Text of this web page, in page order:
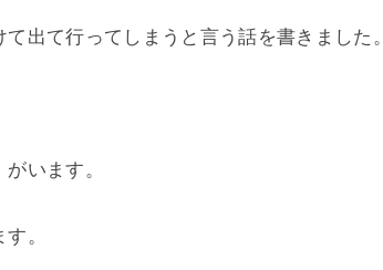
出て行ってしまうと言う話を書きました。
います。
。